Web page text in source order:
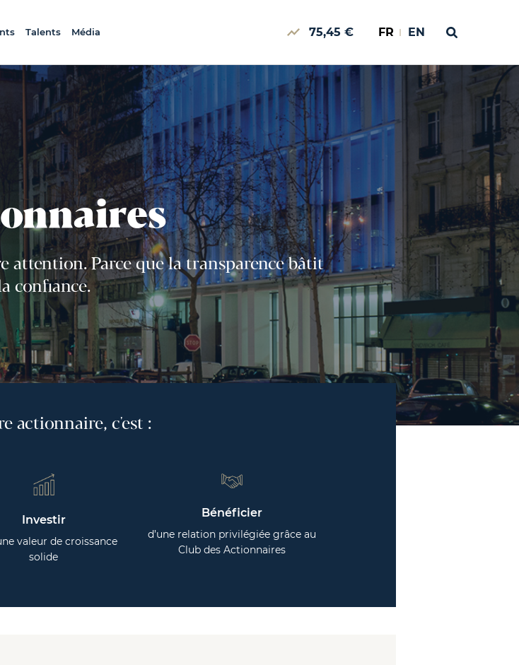
Talents Média 75,45 € FR EN
attention. Parce que la transparence bâtit
confiance.
actionnaire, c'est :
Investir
valeur de croissance
solide
Bénéficier
d’une relation privilégiée grâce au
Club des Actionnaires